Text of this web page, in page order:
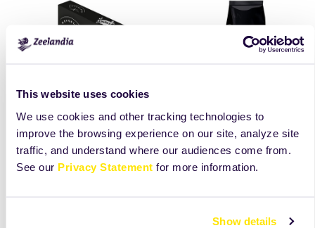
This website uses cookies
We use cookies and other tracking technologies to
improve the browsing experience on our site, analyze site
traffic, and understand where our audiences come from.
See our Privacy Statement for more information.
Show details
Innowacyjna mieszanka
aromatyzująco-barwiąca
Splash zamienia
amerykańskie i włoskie
waniliowo-
śmietankowym
NEVERLAND Lody świderki
(amerykańskie) - w